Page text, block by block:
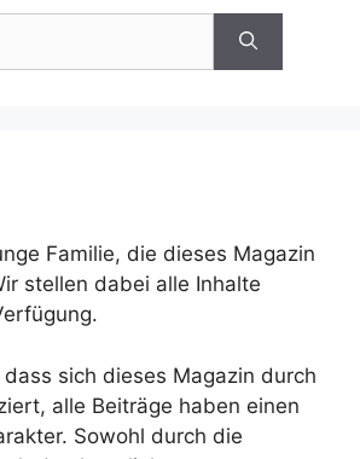
Familie, die dieses Magazin
stellen dabei alle Inhalte
sich dieses Magazin durch
alle Beiträge haben einen
Sowohl durch die